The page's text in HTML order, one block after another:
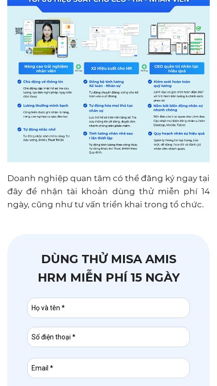
Doanh nghiệp quan tâm có thể đăng ký ngay tại
đây để nhận tài khoản dùng thử miễn phí 14
ngày, cũng như tư vấn triển khai trong tổ chức.
DÙNG THỬ MISA AMIS
HRM MIỄN PHÍ 15 NGÀY